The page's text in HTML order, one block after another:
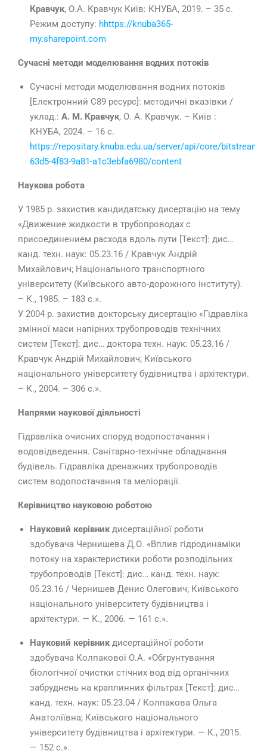
Кравчук, О.А. Кравчук Київ: КНУБА, 2019. – 35 с.
Режим доступу: hhttps://knuba365-
my.sharepoint.com
Сучасні методи моделювання водних потоків
Сучасні методи моделювання водних потоків
[Електронний С89 ресурс]: методичні вказівки /
уклад.: А. М. Кравчук, О. А. Кравчук. – Київ :
КНУБА, 2024. – 16 с.
https://repositary.knuba.edu.ua/server/api/core/
63d5-4f83-9a81-a1c3ebfa6980/content
Наукова робота
У 1985 р. захистив кандидатську дисертацію на тему
«Движение жидкости в трубопроводах с
присоединением расхода вдоль пути [Текст]: дис…
канд. техн. наук: 05.23.16 / Кравчук Андрій
Михайлович; Національного транспортного
університету (Київського авто-дорожного інституту).
– К., 1985. – 183 с.».
У 2004 р. захистив докторську дисертацію «Гідравліка
змінної маси напірних трубопроводів технічних
систем [Текст]: дис… доктора техн. наук: 05.23.16 /
Кравчук Андрій Михайлович; Київського
національного університету будівництва і архітектури.
– К., 2004. – 306 с.».
Напрями наукової діяльності
Гідравліка очисних споруд водопостачання і
водовідведення. Санітарно-технічне обладнання
будівель. Гідравліка дренажних трубопроводів
систем водопостачання та меліорації.
Керівництво науковою роботою
Науковий керівник дисертаційної роботи
здобувача Чернишева Д.О. «Вплив гідродинаміки
потоку на характеристики роботи розподільних
трубопроводів [Текст]: дис… канд. техн. наук:
05.23.16 / Чернишев Денис Олегович; Київського
національного університету будівництва і
архітектури. — К., 2006. — 161 с.».
Науковий керівник дисертаційної роботи
здобувача Колпакової О.А. «Обгрунтування
біологічної очистки стічних вод від органічних
забруднень на краплинних фільтрах [Текст]: дис…
канд. техн. наук: 05.23.04 / Колпакова Ольга
Анатоліївна; Київського національного
університету будівництва і архітектури. — К., 2015.
— 152 с.».